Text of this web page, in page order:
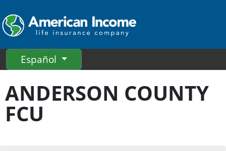
Español
ANDERSON COUNTY
FCU